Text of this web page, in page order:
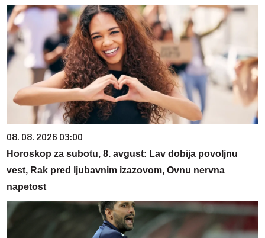
08. 08. 2026 03:00
Horoskop za subotu, 8. avgust: Lav dobija povoljnu
vest, Rak pred ljubavnim izazovom, Ovnu nervna
napetost